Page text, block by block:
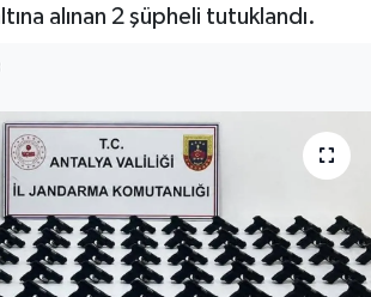
alınan 2 şüpheli tutuklandı.